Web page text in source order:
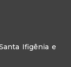
Ifigênia e